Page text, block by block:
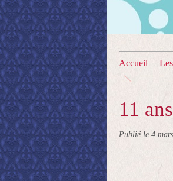
Accueil
11
Publié le 4